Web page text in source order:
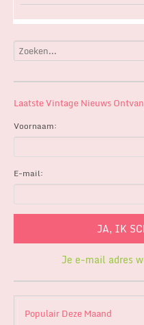
Laatste Vintage Nieuws
Voornaam:
E-mail:
Je e-mail adres
Populair Deze Maand